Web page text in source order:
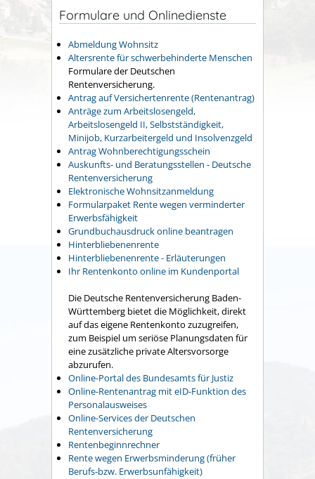
Formulare und Onlinedienste
Abmeldung Wohnsitz
Altersrente für schwerbehinderte Menschen
Formulare der Deutschen
Rentenversicherung.
Antrag auf Versichertenrente (Rentenantrag)
Anträge zum Arbeitslosengeld,
Arbeitslosengeld II, Selbstständigkeit,
Minijob, Kurzarbeitergeld und Insolvenzgeld
Antrag Wohnberechtigungsschein
Auskunfts- und Beratungsstellen - Deutsche
Rentenversicherung
Elektronische Wohnsitzanmeldung
Formularpaket Rente wegen verminderter
Erwerbsfähigkeit
Grundbuchausdruck online beantragen
Hinterbliebenenrente
Hinterbliebenenrente - Erläuterungen
Ihr Rentenkonto online im Kundenportal
Die Deutsche Rentenversicherung Baden-
Württemberg bietet die Möglichkeit, direkt
auf das eigene Rentenkonto zuzugreifen,
zum Beispiel um seriöse Planungsdaten für
eine zusätzliche private Altersvorsorge
abzurufen.
Online-Portal des Bundesamts für Justiz
Online-Rentenantrag mit eID-Funktion des
Personalausweises
Online-Services der Deutschen
Rentenversicherung
Rentenbeginnrechner
Rente wegen Erwerbsminderung (früher
Berufs-bzw. Erwerbsunfähigkeit)